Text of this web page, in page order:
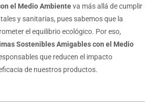
el Medio Ambienteva más allá de cumplir
y sanitarias, pues sabemos que la
el equilibrio ecológico. Por eso,
Sostenibles Amigables con el Medio
que reducen el impacto
de nuestros productos.